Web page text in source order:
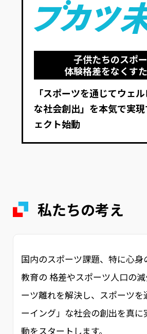
子供たちのスポ
体験格差をなくす
「スポーツを通じてウェ
な社会創出」​を本気で実
ェクト始動​
私たちの考え
国内のスポーツ課題、特に心身
教育の 格差やスポーツ人口の
ーツ離れを解決し、スポーツを
ーイング」な社会の創出を真に
動をスタートします。​